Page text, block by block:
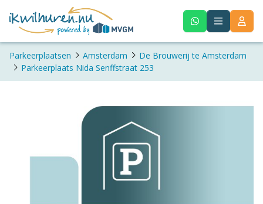
Parkeerplaatsen Amsterdam
De Brouwerij te Amsterdam
Parkeerplaats Nida Senffstraat 253